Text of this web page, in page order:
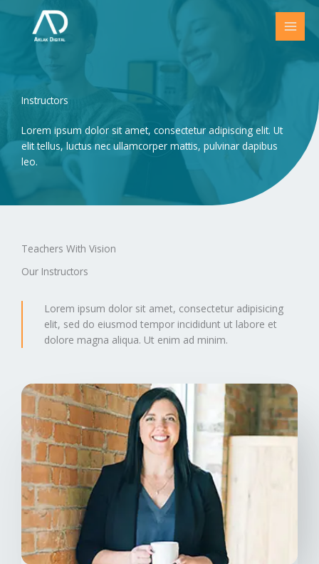
content
Instructors
Lorem ipsum dolor sit amet, consectetur adipiscing elit. Ut
elit tellus, luctus nec ullamcorper mattis, pulvinar dapibus
leo.
Teachers With Vision
Our Instructors
Lorem ipsum dolor sit amet, consectetur adipisicing
elit, sed do eiusmod tempor incididunt ut labore et
dolore magna aliqua. Ut enim ad minim.